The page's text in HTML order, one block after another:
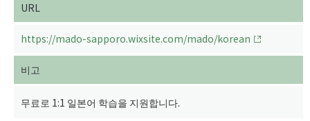
URL
https://mado-sapporo.wixsite.com/mado/korean
비고
무료로 1:1 일본어 학습을 지원합니다.